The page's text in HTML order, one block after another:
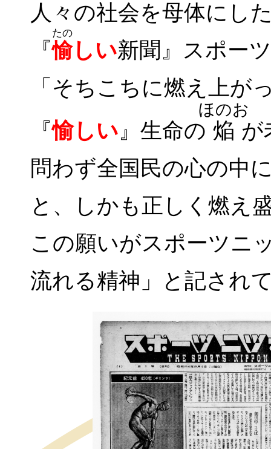
人々の社会を母体にし
『愉
たの
しい新聞』スポー
「そちこちに燃え上が
『愉しい』生命の 焔
ほのお
が
問わず全国民の心の中
と、しかも正しく燃え
この願いがスポーツニ
流れる精神」と記され